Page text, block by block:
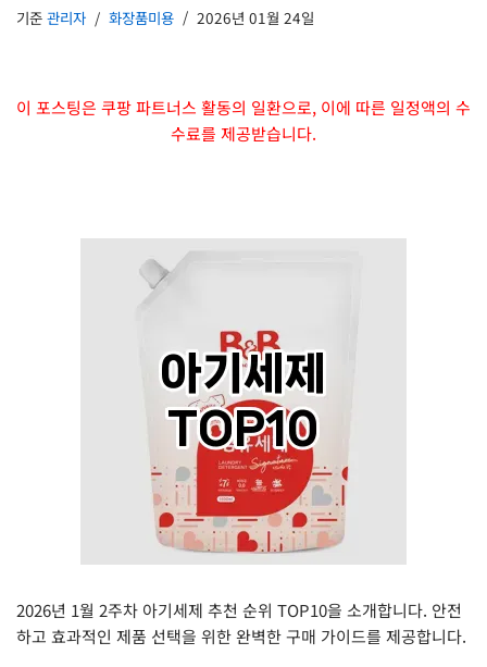
기준 관리자 화장품미용 2026년 01월 24일
이 포스팅은 쿠팡 파트너스 활동의 일환으로, 이에 따른 일정액의 수
수료를 제공받습니다.
2026년 1월 2주차 아기세제 추천 순위 TOP10을 소개합니다. 안전
하고 효과적인 제품 선택을 위한 완벽한 구매 가이드를 제공합니다.